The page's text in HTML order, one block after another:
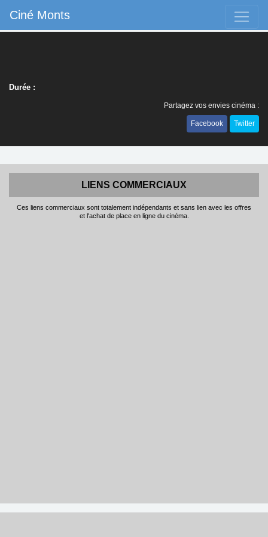
Ciné Monts
Durée :
Partagez vos envies cinéma :
Facebook Twitter
LIENS COMMERCIAUX
Ces liens commerciaux sont totalement indépendants et sans lien avec les offres
et l'achat de place en ligne du cinéma.